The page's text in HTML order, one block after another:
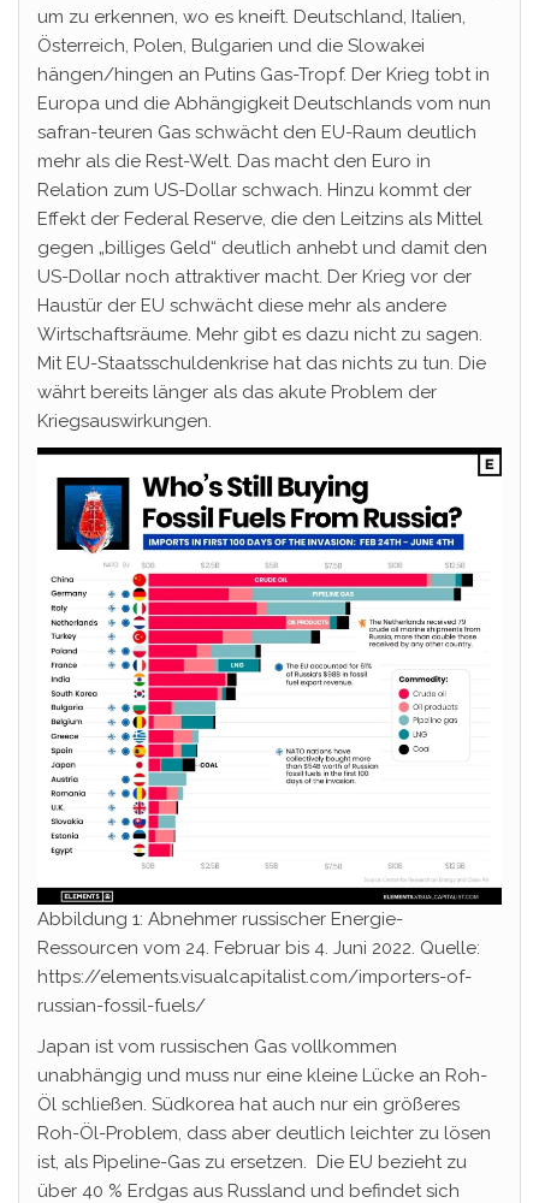
um zu erkennen, wo es kneift. Deutschland, Italien,
Österreich, Polen, Bulgarien und die Slowakei
hängen/hingen an Putins Gas-Tropf. Der Krieg tobt in
Europa und die Abhängigkeit Deutschlands vom nun
safran-teuren Gas schwächt den EU-Raum deutlich
mehr als die Rest-Welt. Das macht den Euro in
Relation zum US-Dollar schwach. Hinzu kommt der
Effekt der Federal Reserve, die den Leitzins als Mittel
gegen „billiges Geld“ deutlich anhebt und damit den
US-Dollar noch attraktiver macht. Der Krieg vor der
Haustür der EU schwächt diese mehr als andere
Wirtschaftsräume. Mehr gibt es dazu nicht zu sagen.
Mit EU-Staatsschuldenkrise hat das nichts zu tun. Die
währt bereits länger als das akute Problem der
Kriegsauswirkungen.
Abbildung 1: Abnehmer russischer Energie-
Ressourcen vom 24. Februar bis 4. Juni 2022. Quelle:
https://elements.visualcapitalist.com/importers-of-
russian-fossil-fuels/
Japan ist vom russischen Gas vollkommen
unabhängig und muss nur eine kleine Lücke an Roh-
Öl schließen. Südkorea hat auch nur ein größeres
Roh-Öl-Problem, dass aber deutlich leichter zu lösen
ist, als Pipeline-Gas zu ersetzen. Die EU bezieht zu
über 40 % Erdgas aus Russland und befindet sich